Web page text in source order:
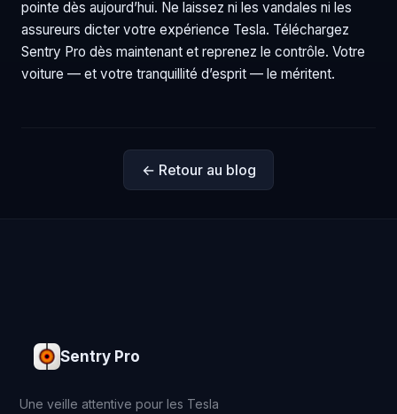
pointe dès aujourd’hui. Ne laissez ni les vandales ni les
assureurs dicter votre expérience Tesla. Téléchargez
Sentry Pro dès maintenant et reprenez le contrôle. Votre
voiture — et votre tranquillité d’esprit — le méritent.
← Retour au blog
Sentry Pro
Une veille attentive pour les Tesla